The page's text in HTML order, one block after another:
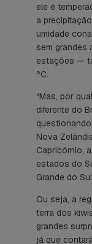
ele é
a
umidade
sem grandes
estações —
ºC.
“Mas, por
diferente do
Nova
Capricórnio,
estados do
Grande do
Ou seja, a
terra dos
grandes
já que